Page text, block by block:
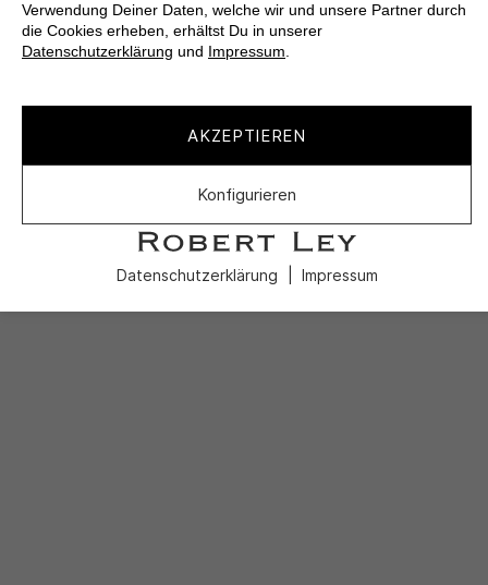
Verwendung Deiner Daten, welche wir und unsere Partner durch
die Cookies erheben, erhältst Du in unserer
Datenschutzerklärung und Impressum.
AKZEPTIEREN
Konfigurieren
Datenschutzerklärung Impressum